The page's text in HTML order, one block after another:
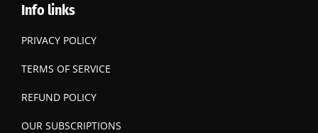
Info links
PRIVACY POLICY
TERMS OF SERVICE
REFUND POLICY
OUR SUBSCRIPTIONS